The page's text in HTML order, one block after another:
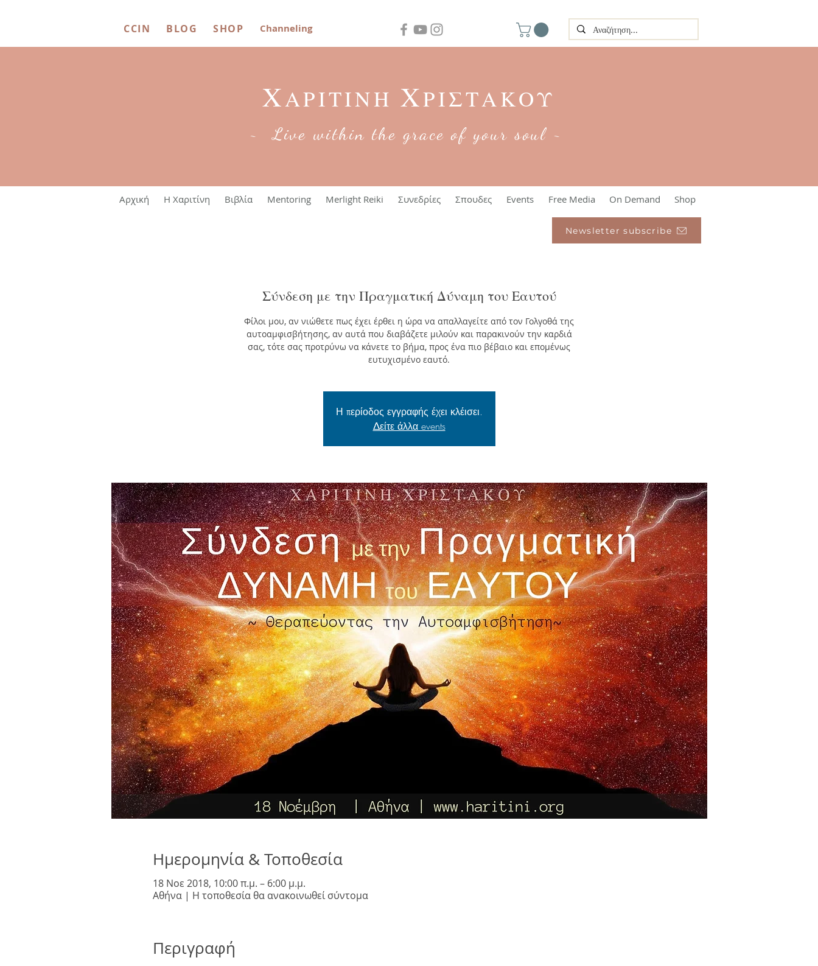
CCIN BLOG SHOP Channeling
ΧΑΡΙΤΙΝΗ ΧΡΙΣΤΑΚΟΥ
~ Live within the grace of your soul ~
Αρχική Η Χαριτίνη Βιβλία Mentoring Merlight Reiki Συνεδρίες Σπουδες Events Free Media On Demand Shop
Newsletter subscribe
Σύνδεση με την Πραγματική Δύναμη του Εαυτού
Φίλοι μου, αν νιώθετε πως έχει έρθει η ώρα να απαλλαγείτε από τον Γολγοθά της
αυτοαμφισβήτησης, αν αυτά που διαβάζετε μιλούν και παρακινούν την καρδιά
σας, τότε σας προτρύνω να κάνετε το βήμα, προς ένα πιο βέβαιο και επομένως
ευτυχισμένο εαυτό.
Η περίοδος εγγραφής έχει κλέισει.
Δείτε άλλα events
Ημερομηνία & Τοποθεσία
18 Νοε 2018, 10:00 π.μ. – 6:00 μ.μ.
Αθήνα | Η τοποθεσία θα ανακοινωθεί σύντομα
Περιγραφή